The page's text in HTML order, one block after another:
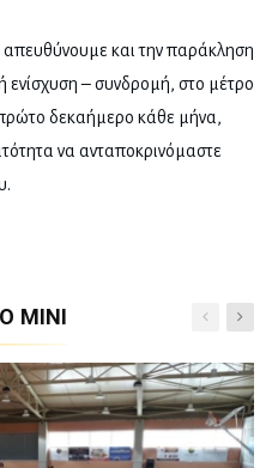
και την παράκληση
ενίσχυση – συνδρομή, στο μέτρο
δεκαήμερο κάθε μήνα,
να ανταποκρινόμαστε
MINI